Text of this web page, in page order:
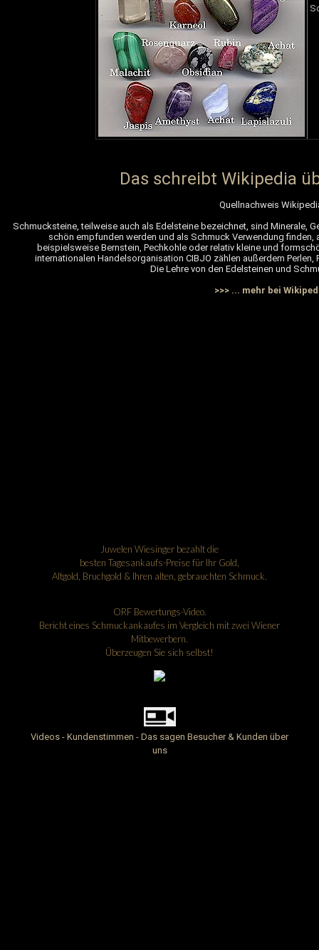
Juwelen Wiesinger bezahlt die
besten Tagesankaufs-Preise für Ihr Gold,
Altgold, Bruchgold & Ihren alten, gebrauchten Schmuck.
ORF Bewertungs-Video.
Bericht eines Schmuckankaufes im Vergleich mit zwei Wiener
Mitbewerbern.
Überzeugen Sie sich selbst!
Videos - Kundenstimmen - Das sagen Besucher & Kunden über
uns